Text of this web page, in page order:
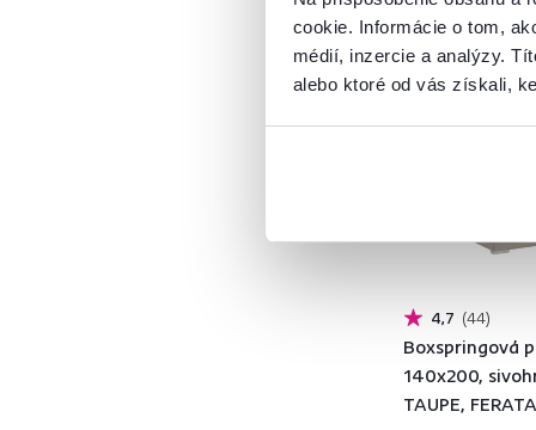
cookie. Informácie o tom,
médií, inzercie a analýzy.
alebo ktoré od vás získali,
4
5
1
Zadarmo
Produkt roku
4,7 44
Boxspringová
140x200,
TAUPE,